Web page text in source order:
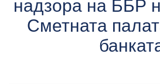
надзора на ББР
Сметната